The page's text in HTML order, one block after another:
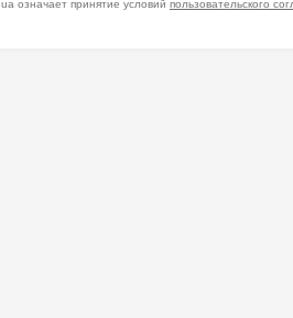
означает принятие условий пользовательского